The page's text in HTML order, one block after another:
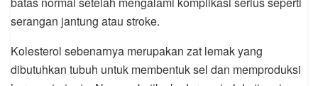
serangan jantung atau stroke.
Kolesterol sebenarnya merupakan zat lemak yang
dibutuhkan tubuh untuk membentuk sel dan memproduksi